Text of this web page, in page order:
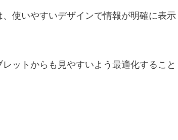
使いやすいデザインで情報が明確に表示
ットからも見やすいよう最適化すること